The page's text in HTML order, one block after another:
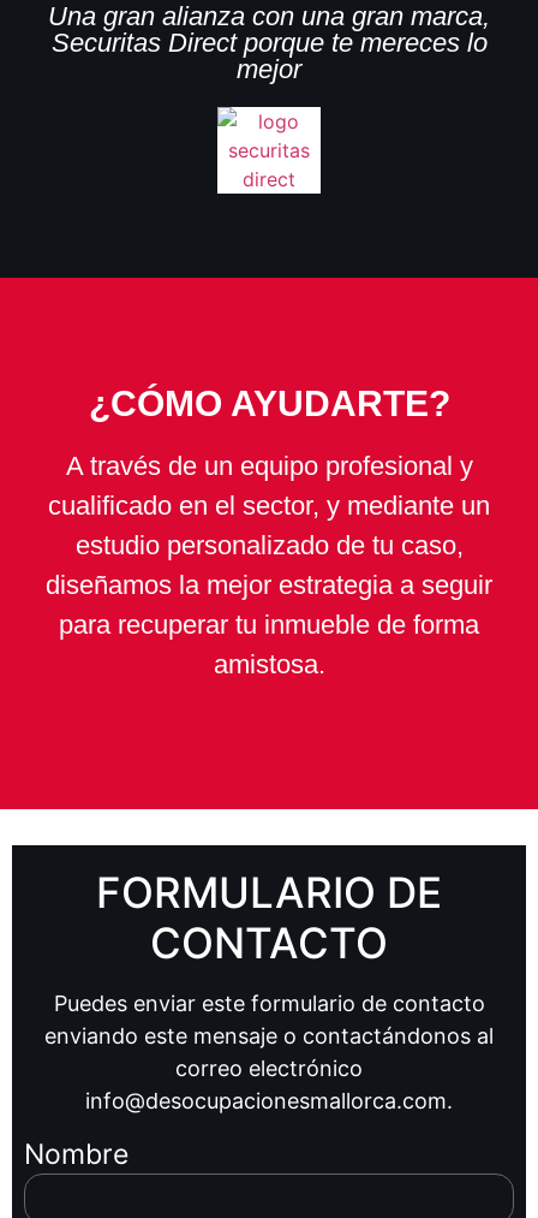
Una gran alianza con una gran marca,
Securitas Direct porque te mereces lo
mejor
¿CÓMO AYUDARTE?
A través de un equipo profesional y
cualificado en el sector, y mediante un
estudio personalizado de tu caso,
diseñamos la mejor estrategia a seguir
para recuperar tu inmueble de forma
amistosa.
FORMULARIO DE
CONTACTO
Puedes enviar este formulario de contacto
enviando este mensaje o contactándonos al
correo electrónico
info@desocupacionesmallorca.com.
Nombre